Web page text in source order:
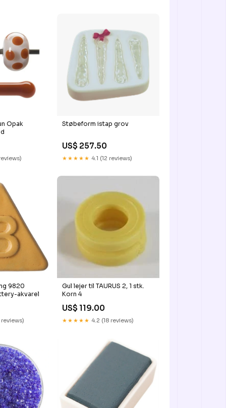
Opak
Støbeform istap grov
US$ 257.50
★★★★★ 4.1 (12 reviews)
9820
akvarel
Gul lejer til TAURUS 2, 1 stk.
Korn 4
US$ 119.00
★★★★★ 4.2 (18 reviews)